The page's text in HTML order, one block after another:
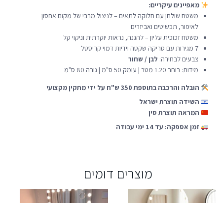
מאפיינים עיקריים:
משטח שולחן עם חלוקה לתאים – לניצול מרבי של מקום אחסון
לאיפור, תכשיטים ואביזרים
משטח זכוכית עליון – להגנה, נראות יוקרתית וניקוי קל
7 מגירות עם טריקה שקטה וידיות דמוי קריסטל
צבעים לבחירה: לבן / שחור
מידות: רוחב 1.20 מטר | עומק 50 ס"מ | גובה 80 ס"מ
הובלה והרכבה בתוספת 350 ש"ח על ידי מתקין מקצועי
השידה תוצרת ישראל
המראה תוצרת סין
זמן אספקה: עד 14 ימי עבודה
מוצרים דומים